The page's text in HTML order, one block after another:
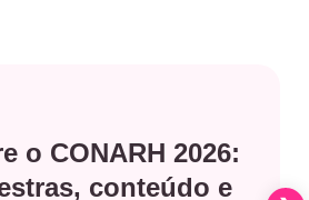
o CONARH 2026:
conteúdo e